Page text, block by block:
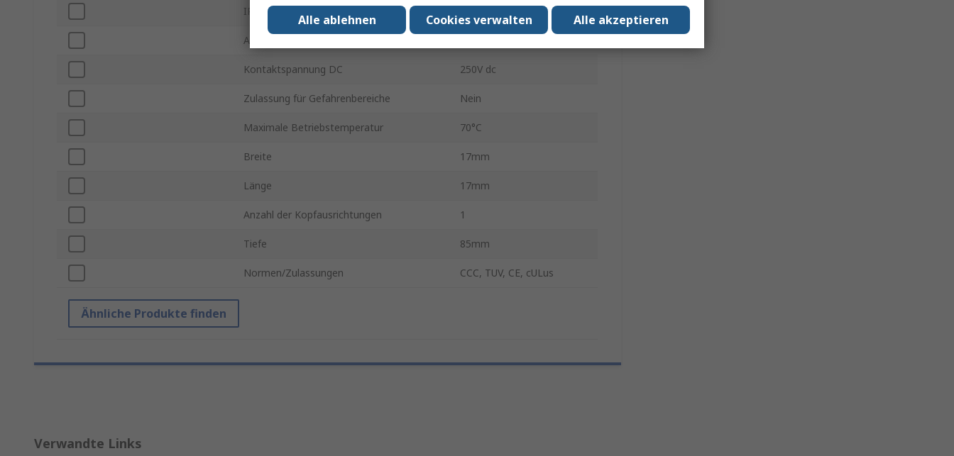
IP-Schutzart
Anzahl der Hilfskontakte
Kontaktspannung DC 250V dc
Zulassung für Gefahrenbereiche Nein
Maximale Betriebstemperatur 70°C
Breite 17mm
Länge 17mm
Anzahl der Kopfausrichtungen 1
Tiefe 85mm
Normen/Zulassungen CCC, TUV, CE, cULus
Ähnliche Produkte finden
Verwandte Links
Alle akzeptieren
Cookies verwalten
Alle ablehnen